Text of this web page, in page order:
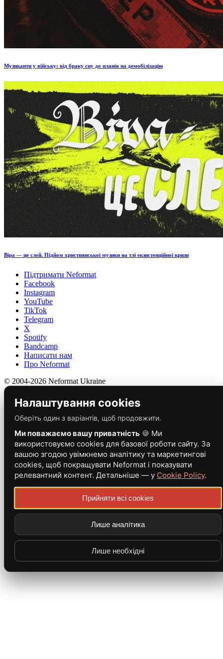
Музиканти у війську: від браку сну до планів на демобілізацію
Віра — це слей. Підйом християнської музики на тлі екзистенційної кризи
Підтримати Neformat
Facebook
Instagram
YouTube
TikTok
Telegram
X
Spotify
Bandcamp
Написати нам
Про Neformat
© 2004-2026 Neformat Ukraine
Налаштування cookies
Оберіть один з варіантів, щоб продовжити.
Ми поважаємо вашу приватність 🍪 Ми
використовуємо cookies для базової роботи сайту. За
вашою згодою увімкнемо аналітику та маркетингові
cookies, щоб покращувати Neformat і показувати
релевантний контент. Детальніше — у Cookie Policy.
Прийняти всі cookies
Лише аналітика
Лише необхідні